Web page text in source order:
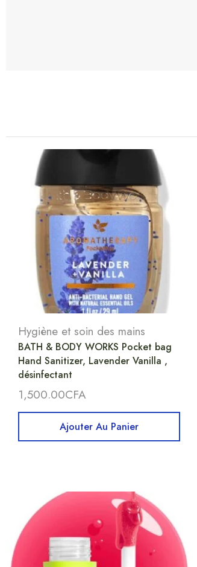
Hygiène et soin des mains
BATH & BODY WORKS Pocket bag
Hand Sanitizer, Lavender Vanilla ,
désinfectant
1,500.00CFA
Ajouter Au Panier